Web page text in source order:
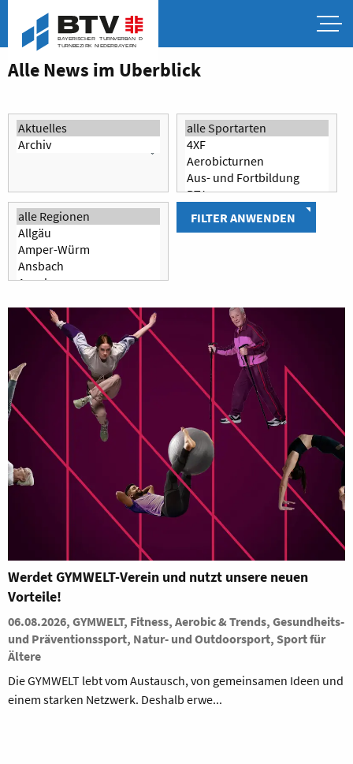
Alle News im Überblick
FILTER ANWENDEN
Werdet GYMWELT-Verein und nutzt unsere neuen
Vorteile!
06.08.2026, GYMWELT, Fitness, Aerobic & Trends, Gesundheits-
und Präventionssport, Natur- und Outdoorsport, Sport für
Ältere
Die GYMWELT lebt vom Austausch, von gemeinsamen Ideen und
einem starken Netzwerk. Deshalb erwe...